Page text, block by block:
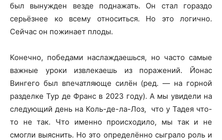
был вынужден везде поднажать. Он стал гораздо
серьёзнее ко всему относиться. Но это логично.
Сейчас он пожинает плоды.
Конечно, победами наслаждаешься, но часто самые
важные уроки извлекаешь из поражений. Йонас
Вингего был впечатляюще силён (ред. — на горной
разделке Тур де Франс в 2023 году). А мы увидели на
следующий день на Коль-де-ла-Лоз, что у Тадея что-
то не так. Что именно происходило, мы так и не
смогли выяснить. Но это определённо сыграло роль и